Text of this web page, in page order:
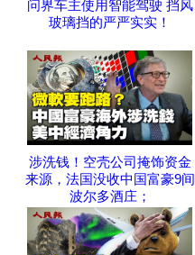
问界车主使用智能驾驶 挡风
玻璃挡的严严实实！
涉洗钱！空壳公司掩饰资金
来源，法国没收中国富豪9间
波尔多酒庄；